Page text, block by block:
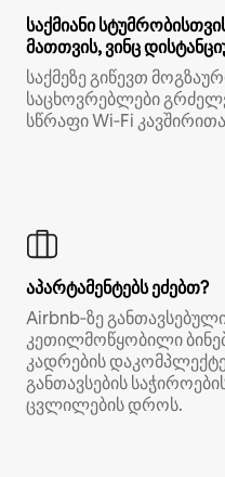
საქმიანი
მათთვის, ვინც
საქმეზე გიწევთ
საცხოვრებლები
სწრაფი Wi‑Fi
აპარტამენტებს ეძებთ?
Airbnb‑ზე
კეთილმოწყობილი
კადრების
განთავსების
ცვლილების დროს.